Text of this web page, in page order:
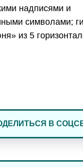
надписями и
символами;
из 5
В